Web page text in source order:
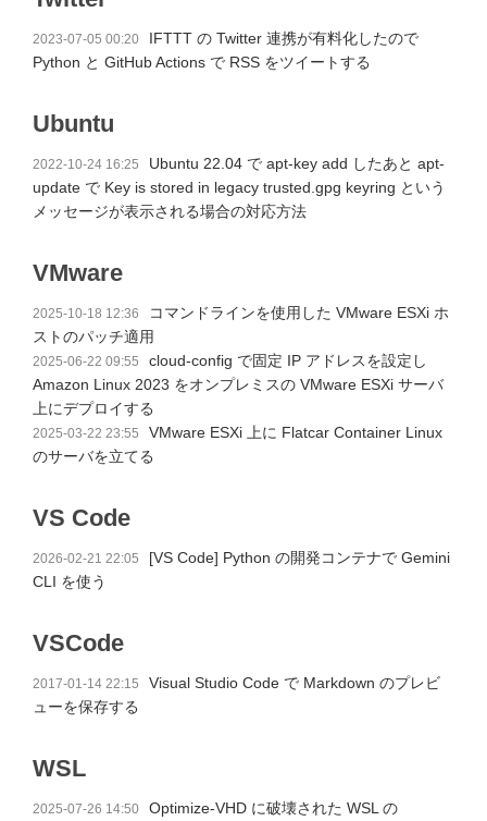
2023-07-05 00:20
IFTTT の Twitter 連携が有料化したので
Python と GitHub Actions で RSS をツイートする
Ubuntu
2022-10-24 16:25
Ubuntu 22.04 で apt-key add したあと apt-
update で Key is stored in legacy trusted.gpg keyring という
メッセージが表示される場合の対応方法
VMware
2025-10-18 12:36
コマンドラインを使用した VMware ESXi ホ
ストのパッチ適用
2025-06-22 09:55
cloud-config で固定 IP アドレスを設定し
Amazon Linux 2023 をオンプレミスの VMware ESXi サーバ
上にデプロイする
2025-03-22 23:55
VMware ESXi 上に Flatcar Container Linux
のサーバを立てる
VS Code
2026-02-21 22:05
[VS Code] Python の開発コンテナで Gemini
CLI を使う
VSCode
2017-01-14 22:15
Visual Studio Code で Markdown のプレビ
ューを保存する
WSL
2025-07-26 14:50
Optimize-VHD に破壊された WSL の